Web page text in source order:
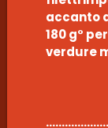
accanto
180 g°
verdure